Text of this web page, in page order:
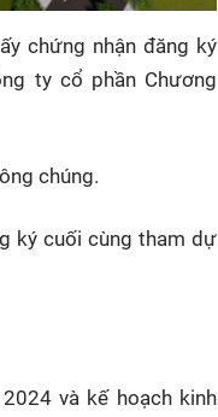
chứng nhận đăng ký
ty cổ phần Chương
chúng.
ký cuối cùng tham dự
và kế hoạch kinh